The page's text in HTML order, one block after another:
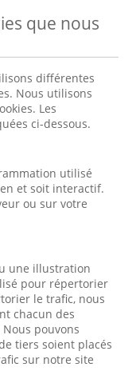
que nous
différentes
Nous utilisons
Les
ci-dessous.
utilisé
et soit interactif.
ou sur votre
une illustration
pour répertorier
le trafic, nous
chacun des
pouvons
tiers soient placés
sur notre site